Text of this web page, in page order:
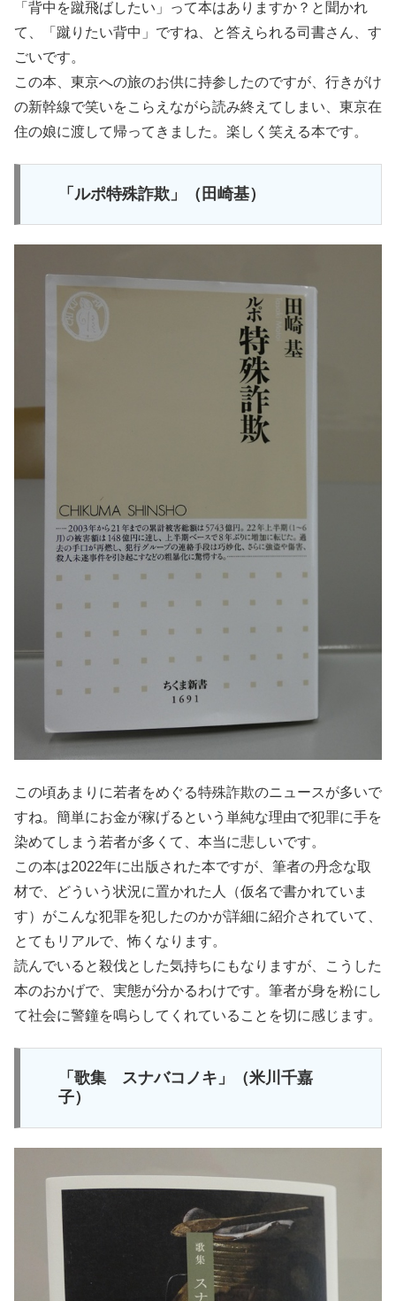
「背中を蹴飛ばしたい」って本はありますか？と聞かれ
て、「蹴りたい背中」ですね、と答えられる司書さん、す
ごいです。
この本、東京への旅のお供に持参したのですが、行きがけ
の新幹線で笑いをこらえながら読み終えてしまい、東京在
住の娘に渡して帰ってきました。楽しく笑える本です。
「ルポ特殊詐欺」（田崎基）
この頃あまりに若者をめぐる特殊詐欺のニュースが多いで
すね。簡単にお金が稼げるという単純な理由で犯罪に手を
染めてしまう若者が多くて、本当に悲しいです。
この本は2022年に出版された本ですが、筆者の丹念な取
材で、どういう状況に置かれた人（仮名で書かれていま
す）がこんな犯罪を犯したのかが詳細に紹介されていて、
とてもリアルで、怖くなります。
読んでいると殺伐とした気持ちにもなりますが、こうした
本のおかげで、実態が分かるわけです。筆者が身を粉にし
て社会に警鐘を鳴らしてくれていることを切に感じます。
「歌集 スナバコノキ」（米川千嘉
子）